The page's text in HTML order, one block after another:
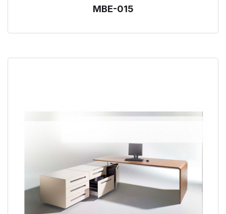
MBE-015